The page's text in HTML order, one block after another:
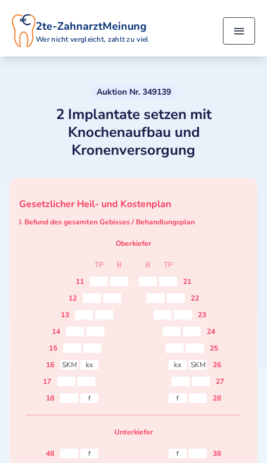
2te-ZahnarztMeinung
Wer nicht vergleicht, zahlt zu viel
Auktion Nr. 349139
2 Implantate setzen mit
Knochenaufbau und
Kronenversorgung
Gesetzlicher Heil- und Kostenplan
I. Befund des gesamten Gebisses / Behandlungsplan
Oberkiefer
TP B B
TP
11
21
12
22
13
23
14
24
15
25
16
SKM kx kx SKM
26
17
27
18
f f 28
Unterkiefer
48 f f
38